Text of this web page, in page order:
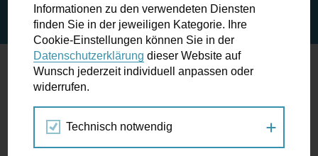
Newsletter abonnieren
Wunschbox
der Ampel ...
STARTSEITE SPAZIERGANG KALENDER
MARCH FOR
SCIENCE VIENNA
22.-22.
APR
2017
Informationen zu den verwendeten Diensten
finden Sie in der jeweiligen Kategorie. Ihre
Cookie-Einstellungen können Sie in der
Datenschutzerklärung dieser Website auf
Wunsch jederzeit individuell anpassen oder
widerrufen.
Technisch notwendig